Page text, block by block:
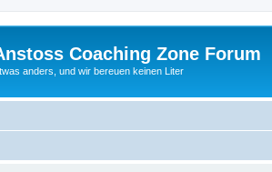
Coaching Zone Forum
anders, und wir bereuen keinen Liter